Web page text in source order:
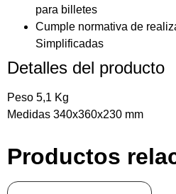
para billetes
Cumple normativa de
Simplificadas
Detalles del producto
Peso 5,1 Kg
Medidas 340x360x230 mm
Productos